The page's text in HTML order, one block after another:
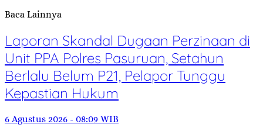
Baca Lainnya
Laporan Skandal Dugaan Perzinaan di
Unit PPA Polres Pasuruan, Setahun
Berlalu Belum P21, Pelapor Tunggu
Kepastian Hukum
6 Agustus 2026 - 08:09 WIB